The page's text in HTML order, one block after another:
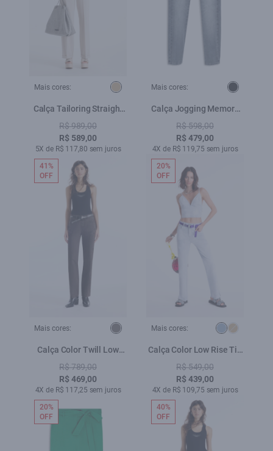
Mais cores:
Calça Tailoring Straight
Barra Italiana Areia
R$ 989,00
R$ 589,00
5X de R$ 117,80 sem juros
Mais cores:
Calça Jogging Memory
Gisele 1047 Lav.Claro C/
Pinc
R$ 598,00
R$ 479,00
4X de R$ 119,75 sem juros
Mais cores:
Calça Color Twill Low
Rise Plumbo
R$ 789,00
R$ 469,00
4X de R$ 117,25 sem juros
41%
OFF
Mais cores:
Calça Color Low Rise Tie
Dye Azul Pervante
R$ 549,00
R$ 439,00
4X de R$ 109,75 sem juros
20%
OFF
20%
OFF
40%
OFF